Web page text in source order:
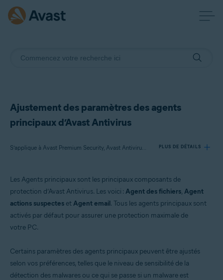
Ajustement des paramètres des agents
principaux d’Avast Antivirus
S’applique à Avast Premium Security, Avast Antivirus Gratuit PLUS DE DÉTAILS
Produits:
Avast Antivirus Gratuit
Systèmes d'exploitation:
Les Agents principaux sont les principaux composants de
protection d’Avast Antivirus. Les voici : Agent des fichiers, Agent
actions suspectes etAgent email. Tous les agents principaux sont
activés par défaut pour assurer une protection maximale de
votre PC.
Certains paramètres des agents principaux peuvent être ajustés
selon vos préférences, telles que le niveau de sensibilité de la
détection des malwares ou ce qui se passe si un malware est